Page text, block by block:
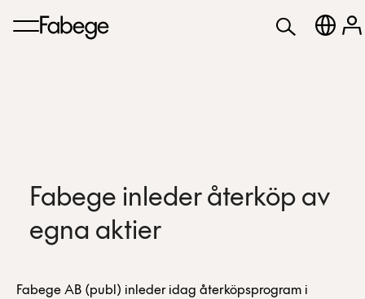
Fabege inleder återköp av
egna aktier
Fabege AB (publ) inleder idag återköpsprogram i